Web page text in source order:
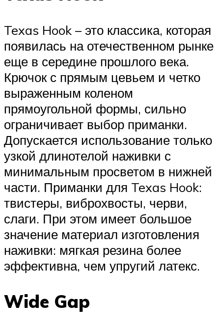
Texas Hook – это классика, которая
появилась на отечественном рынке
еще в середине прошлого века.
Крючок с прямым цевьем и четко
выраженным коленом
прямоугольной формы, сильно
ограничивает выбор приманки.
Допускается использование только
узкой длинотелой наживки с
минимальным просветом в нижней
части. Приманки для Texas Hook:
твистеры, виброхвосты, черви,
слаги. При этом имеет большое
значение материал изготовления
наживки: мягкая резина более
эффективна, чем упругий латекс.
Wide Gap